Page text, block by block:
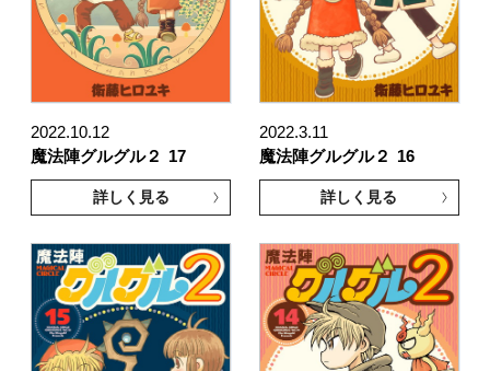
2022.10.12
魔法陣グルグル２
17
詳しく見る
2022.3.11
魔法陣グルグル２
16
詳しく見る